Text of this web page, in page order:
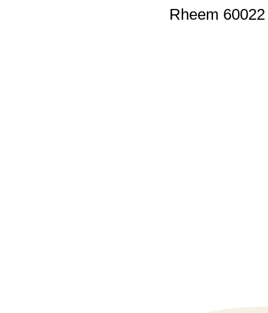
Rheem